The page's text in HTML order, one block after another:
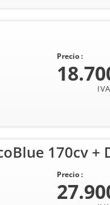
Precio :
170cv +
Precio :